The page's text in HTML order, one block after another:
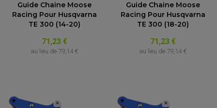
Guide Chaine Moose
Racing Pour Husqvarna
TE 300 (14-20)
71,23 €
au lieu de 79,14 €
Guide Chaine Moose
Racing Pour Husqvarna
TE 300 (18-20)
71,23 €
au lieu de 79,14 €